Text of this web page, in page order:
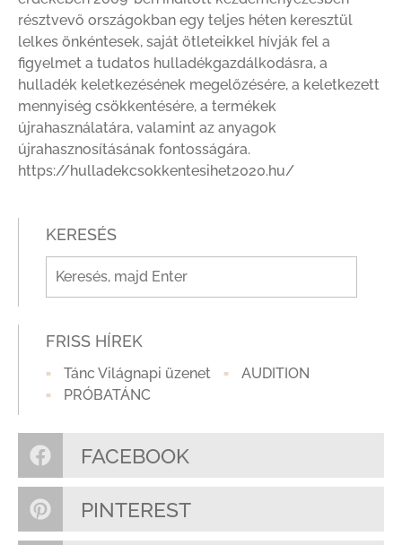
résztvevő országokban egy teljes héten keresztül
lelkes önkéntesek, saját ötleteikkel hívják fel a
figyelmet a tudatos hulladékgazdálkodásra, a
hulladék keletkezésének megelőzésére, a keletkezett
mennyiség csökkentésére, a termékek
újrahasználatára, valamint az anyagok
újrahasznosításának fontosságára.
https://hulladekcsokkentesihet2020.hu/
KERESÉS
FRISS HÍREK
Tánc Világnapi üzenet
AUDITION
PRÓBATÁNC
FACEBOOK
PINTEREST